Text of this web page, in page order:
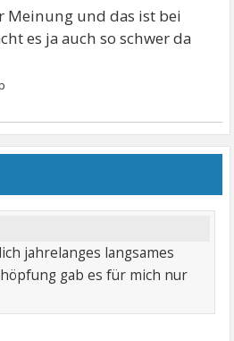
Meinung und das ist bei
es ja auch so schwer da
jahrelanges langsames
gab es für mich nur